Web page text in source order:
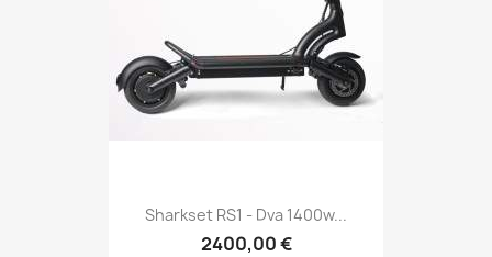
Sharkset RS1 - Dva 1400w...
2400,00 €